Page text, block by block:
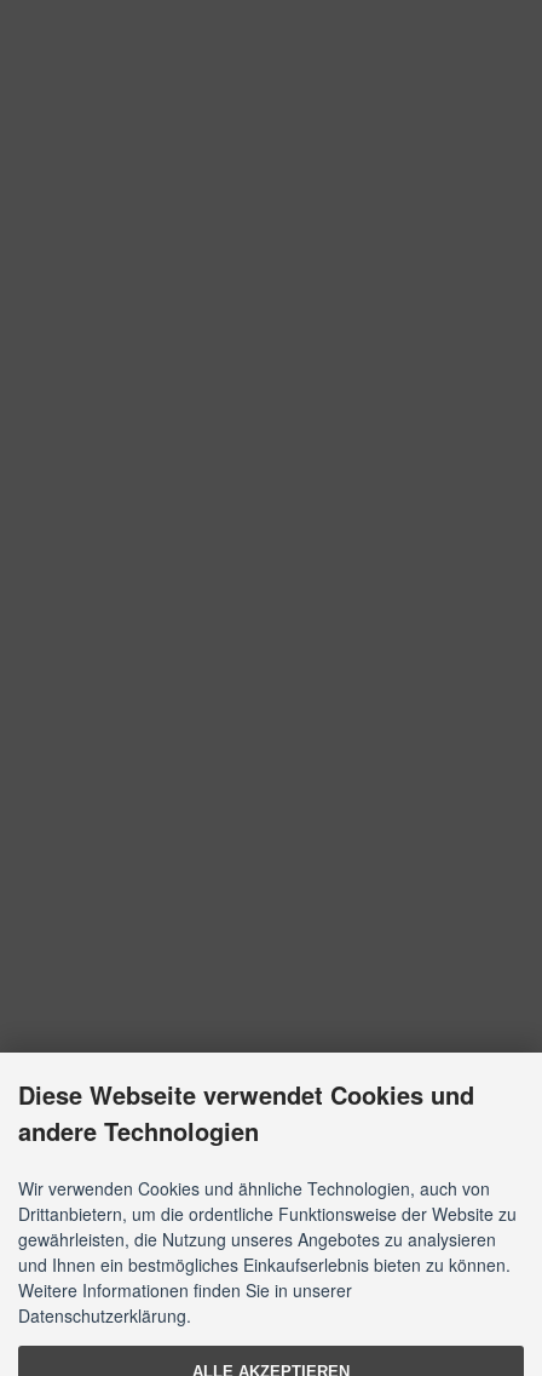
Diese Webseite verwendet Cookies und
andere Technologien
Wir verwenden Cookies und ähnliche Technologien, auch von
Drittanbietern, um die ordentliche Funktionsweise der Website zu
gewährleisten, die Nutzung unseres Angebotes zu analysieren
und Ihnen ein bestmögliches Einkaufserlebnis bieten zu können.
Weitere Informationen finden Sie in unserer
Datenschutzerklärung.
ALLE AKZEPTIEREN